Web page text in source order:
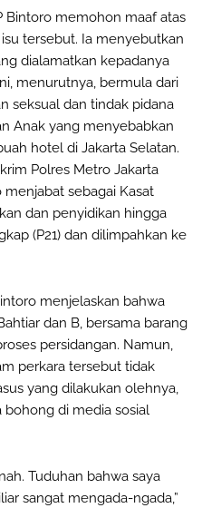
Bintoro memohon maaf atas
tersebut. Ia menyebutkan
dialamatkan kepadanya
menurutnya, bermula dari
seksual dan tindak pidana
Anak yang menyebabkan
hotel di Jakarta Selatan.
Polres Metro Jakarta
menjabat sebagai Kasat
dan penyidikan hingga
(P21) dan dilimpahkan ke
menjelaskan bahwa
dan B, bersama barang
persidangan. Namun,
perkara tersebut tidak
yang dilakukan olehnya,
di media sosial
Tuduhan bahwa saya
sangat mengada-ngada,”